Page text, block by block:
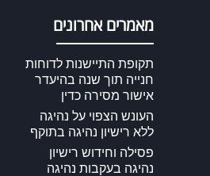
מאמרים אחרונים
תקופת התיישנות לדוחות
חנייה תוך שנה בהיעדר
אישור מסירה כדין
העונש הצפוי על נהיגה
ללא רישיון נהיגה בתוקף
פסילה וחידוש רישיון
נהיגה בעקבות נהיגה